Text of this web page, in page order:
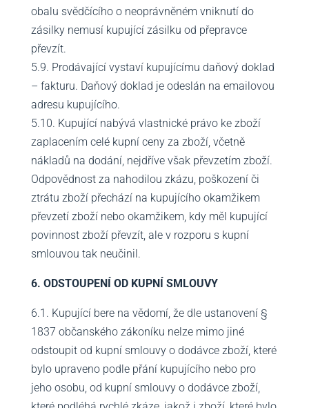
obalu svědčícího o neoprávněném vniknutí do
zásilky nemusí kupující zásilku od přepravce
převzít.
5.9. Prodávající vystaví kupujícímu daňový doklad
– fakturu. Daňový doklad je odeslán na emailovou
adresu kupujícího.
5.10. Kupující nabývá vlastnické právo ke zboží
zaplacením celé kupní ceny za zboží, včetně
nákladů na dodání, nejdříve však převzetím zboží.
Odpovědnost za nahodilou zkázu, poškození či
ztrátu zboží přechází na kupujícího okamžikem
převzetí zboží nebo okamžikem, kdy měl kupující
povinnost zboží převzít, ale v rozporu s kupní
smlouvou tak neučinil.
6. ODSTOUPENÍ OD KUPNÍ SMLOUVY
6.1. Kupující bere na vědomí, že dle ustanovení §
1837 občanského zákoníku nelze mimo jiné
odstoupit od kupní smlouvy o dodávce zboží, které
bylo upraveno podle přání kupujícího nebo pro
jeho osobu, od kupní smlouvy o dodávce zboží,